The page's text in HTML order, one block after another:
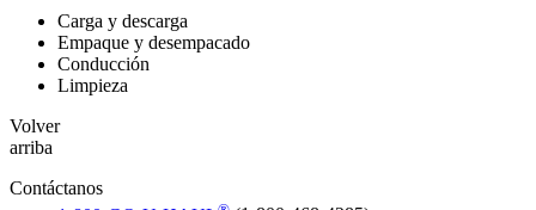
Carga y descarga
Empaque y desempacado
Conducción
Limpieza
Volver
arriba
Contáctanos